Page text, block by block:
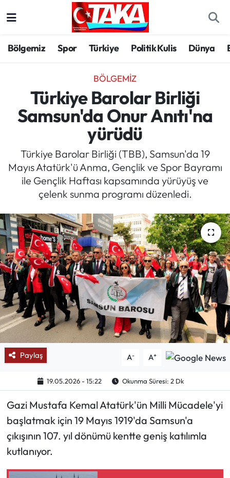
Bölgemiz Spor Türkiye Politik Kulis Dünya
BÖLGEMIZ
Türkiye Barolar Birliği
Samsun'da Onur Anıtı'na
yürüdü
Türkiye Barolar Birliği (TBB), Samsun'da 19
Mayıs Atatürk'ü Anma, Gençlik ve Spor Bayramı
ile Gençlik Haftası kapsamında yürüyüş ve
çelenk sunma programı düzenledi.
Paylaş A- A+
19.05.2026 - 15:22 Okunma Süresi: 2 Dk
Gazi Mustafa Kemal Atatürk'ün Milli Mücadele'yi
başlatmak için 19 Mayıs 1919'da Samsun'a
çıkışının 107. yıl dönümü kentte geniş katılımla
kutlanıyor.
Spor
Türkiye
Kültür/Sanat
Politik Kulis
Dünya
Magazin
Mektup Galeri
Röportaj
Manşet
Köşe Yazıları
Karikatür Galeri
BIK
ASTROLOJİ
Spor Yazıları
Mektup Galeri
Trabzon Hava Durumu
Trabzon Trafik Yoğunluk Haritası
Süper Lig Puan Durumu ve Fikstür
Son Dakika Haberleri
Haber Arşivi